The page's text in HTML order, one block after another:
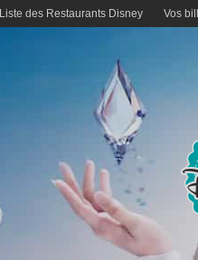
Liste des Restaurants Disney Vos